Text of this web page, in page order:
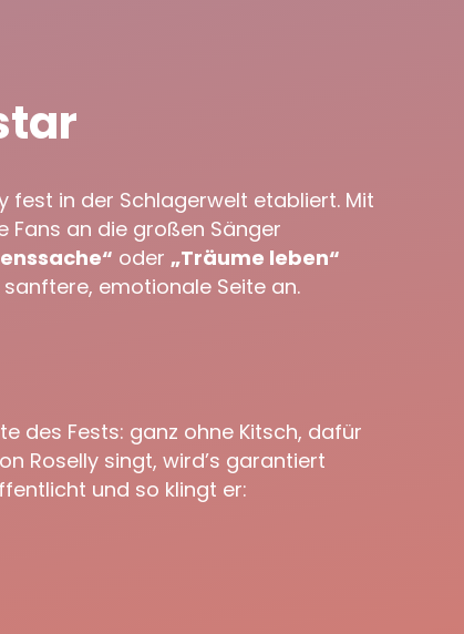
fest in der Schlagerwelt etabliert. Mit
an die großen Sänger
oder „Träume leben“
emotionale Seite an.
des Fests: ganz ohne Kitsch, dafür
Roselly singt, wird’s garantiert
und so klingt er: